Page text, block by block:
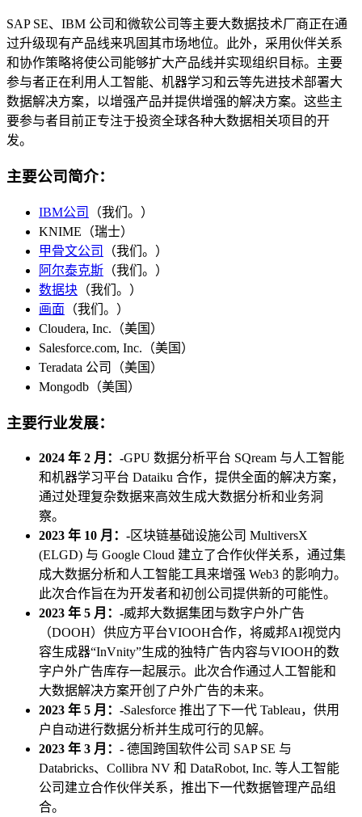
SAP SE、IBM 公司和微软公司等主要大数据技术厂商正在通
过升级现有产品线来巩固其市场地位。此外，采用伙伴关系
和协作策略将使公司能够扩大产品线并实现组织目标。主要
参与者正在利用人工智能、机器学习和云等先进技术部署大
数据解决方案，以增强产品并提供增强的解决方案。这些主
要参与者目前正专注于投资全球各种大数据相关项目的开
发。
主要公司简介：
IBM公司
（我们。）
KNIME（瑞士）
甲骨文公司
（我们。）
阿尔泰克斯 （我们。）
数据块 （我们。）
画面 （我们。）
Cloudera, Inc.（美国）
Salesforce.com, Inc.（美国）
Teradata 公司（美国）
Mongodb（美国）
主要行业发展：
2024 年 2 月：-GPU 数据分析平台 SQream 与人工智能
和机器学习平台 Dataiku 合作，提供全面的解决方案，
通过处理复杂数据来高效生成大数据分析和业务洞
察。
2023 年 10 月：-区块链基础设施公司 MultiversX
(ELGD) 与 Google Cloud 建立了合作伙伴关系，通过集
成大数据分析和人工智能工具来增强 Web3 的影响力。
此次合作旨在为开发者和初创公司提供新的可能性。
2023 年 5 月：-威邦大数据集团与数字户外广告
（DOOH）供应方平台VIOOH合作，将威邦AI视觉内
容生成器“InVnity”生成的独特广告内容与VIOOH的数
字户外广告库存一起展示。此次合作通过人工智能和
大数据解决方案开创了户外广告的未来。
2023 年 5 月：-Salesforce 推出了下一代 Tableau，供用
户自动进行数据分析并生成可行的见解。
2023 年 3 月：- 德国跨国软件公司 SAP SE 与
Databricks、Collibra NV 和 DataRobot, Inc. 等人工智能
公司建立合作伙伴关系，推出下一代数据管理产品组
合。